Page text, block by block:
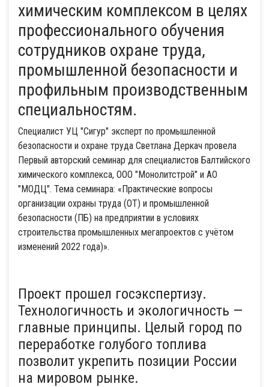
химическим комплексом в целях
профессионального обучения
сотрудников охране труда,
промышленной безопасности и
профильным производственным
специальностям.
Специалист УЦ "Сигур" эксперт по промышленной
безопасности и охране труда Светлана Деркач провела
Первый авторский семинар для специалистов Балтийского
химического комплекса, ООО "Монолитстрой" и АО
"МОДЦ". Тема семинара: «Практические вопросы
организации охраны труда (ОТ) и промышленной
безопасности (ПБ) на предприятии в условиях
строительства промышленных мегапроектов с учётом
изменений 2022 года)».
Проект прошел госэкспертизу.
Технологичность и экологичность —
главные принципы. Целый город по
переработке голубого топлива
позволит укрепить позиции России
на мировом рынке.